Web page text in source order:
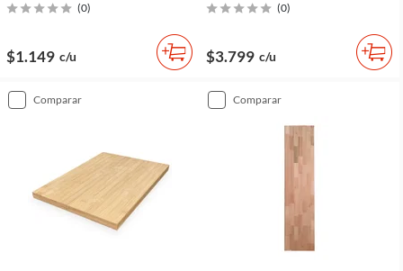
(0)
$1.149 c/u
(0)
$3.799 c/u
comparar comparar